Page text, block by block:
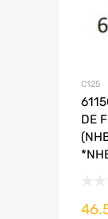
C125
DE